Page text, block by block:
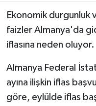
Ekonomik durgunluk
faizler Almanya'da
iflasına neden oluyor.
Almanya Federal
ayına ilişkin iflas
göre, eylülde iflas